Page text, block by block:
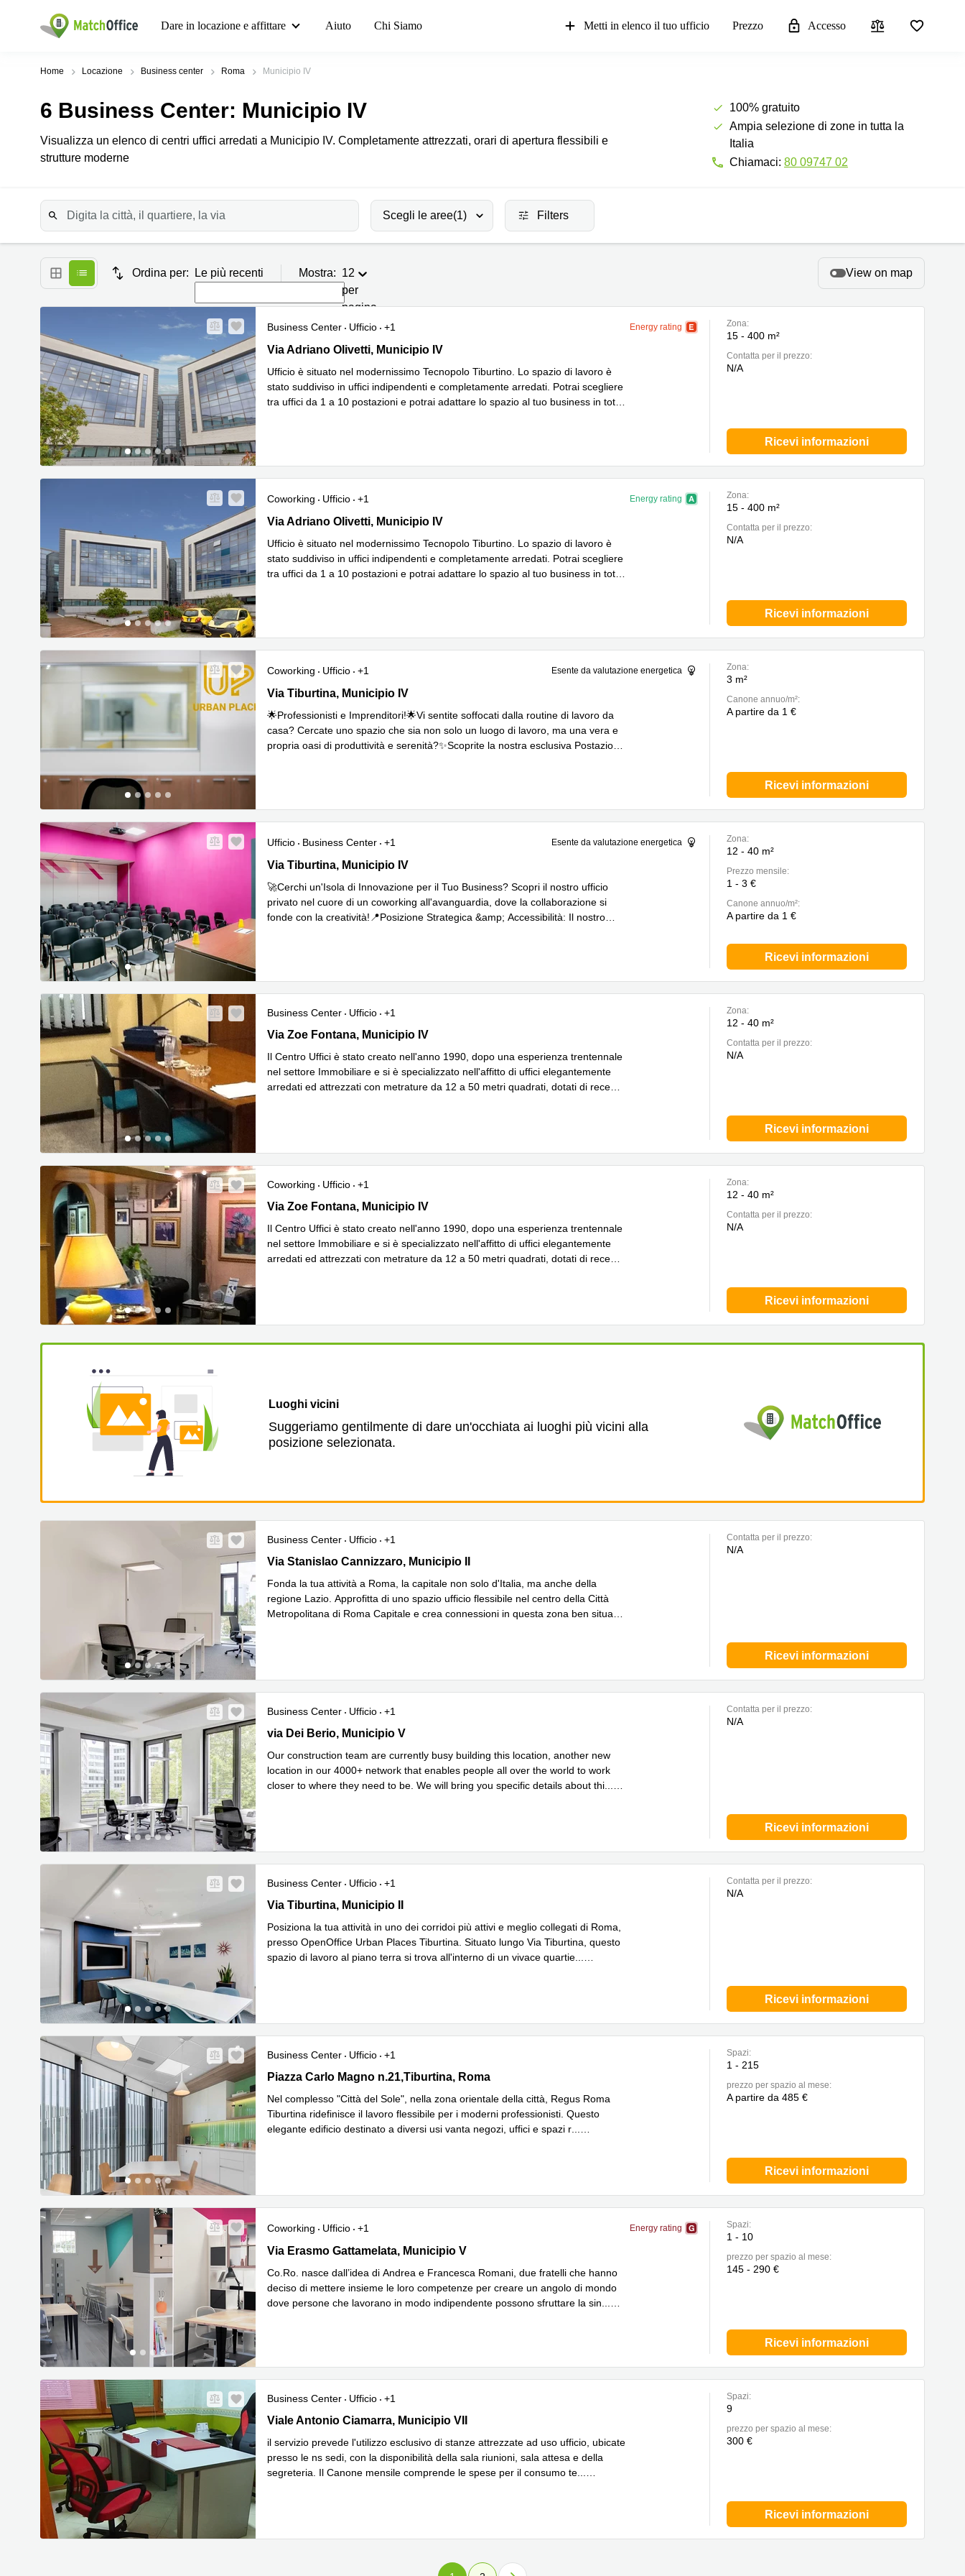
Dare in locazione e affittare Aiuto Chi Siamo Metti in elenco il tuo ufficio Prezzo Accesso
Home Locazione Business center Roma Municipio IV
6 Business Center: Municipio IV
Visualizza un elenco di centri uffici arredati a Municipio IV. Completamente attrezzati, orari di apertura flessibili e
strutture moderne
100% gratuito
Ampia selezione di zone in tutta la
Italia
Chiamaci: 80 09747 02
Scegli le aree(1) Filters
Ordina per: Le più recenti Mostra: 12
per
pagina
View on map
Business Center Ufficio +1 Energy rating
Via Adriano Olivetti 24, Municipio IV
Via Adriano Olivetti, Municipio IV
Ufficio è situato nel modernissimo Tecnopolo Tiburtino. Lo spazio di lavoro è
stato suddiviso in uffici indipendenti e completamente arredati. Potrai scegliere
tra uffici da 1 a 10 postazioni e potrai adattare lo spazio al tuo business in tot
Zona:
15 - 400 m²
Сontatta per il prezzo:
N/A
Ricevi informazioni
Coworking Ufficio +1 Energy rating
Via Adriano Olivetti 24, Municipio IV
Via Adriano Olivetti, Municipio IV
Ufficio è situato nel modernissimo Tecnopolo Tiburtino. Lo spazio di lavoro è
stato suddiviso in uffici indipendenti e completamente arredati. Potrai scegliere
tra uffici da 1 a 10 postazioni e potrai adattare lo spazio al tuo business in tot
Zona:
15 - 400 m²
Сontatta per il prezzo:
N/A
Ricevi informazioni
Coworking Ufficio +1 Esente da valutazione energetica
Via Tiburtina 652, Municipio IV
Via Tiburtina, Municipio IV
🌟Professionisti e Imprenditori!🌟Vi sentite soffocati dalla routine di lavoro da
casa? Cercate uno spazio che sia non solo un luogo di lavoro, ma una vera e
propria oasi di produttività e serenità?✨Scoprite la nostra esclusiva Postazio
Zona:
3 m²
Canone annuo/m²:
A partire da 1 €
Ricevi informazioni
Ufficio Business Center +1 Esente da valutazione energetica
Via Tiburtina 652, Municipio IV
Via Tiburtina, Municipio IV
🚀Cerchi un'Isola di Innovazione per il Tuo Business? Scopri il nostro ufficio
privato nel cuore di un coworking all'avanguardia, dove la collaborazione si
fonde con la creatività!📍Posizione Strategica &amp; Accessibilità: Il nostro
Zona:
12 - 40 m²
Prezzo mensile:
1 - 3 €
Canone annuo/m²:
A partire da 1 €
Ricevi informazioni
Business Center Ufficio
+1
Via Zoe Fontana 220 B/2, Municipio IV
Via Zoe Fontana, Municipio IV
Il Centro Uffici è stato creato nell'anno 1990, dopo una esperienza trentennale
nel settore Immobiliare e si è specializzato nell'affitto di uffici elegantemente
arredati ed attrezzati con metrature da 12 a 50 metri quadrati, dotati di recep
Zona:
12 - 40 m²
Сontatta per il prezzo:
N/A
Ricevi informazioni
Coworking Ufficio
+1
Via Zoe Fontana 220 B/2, Municipio IV
Via Zoe Fontana, Municipio IV
Il Centro Uffici è stato creato nell'anno 1990, dopo una esperienza trentennale
nel settore Immobiliare e si è specializzato nell'affitto di uffici elegantemente
arredati ed attrezzati con metrature da 12 a 50 metri quadrati, dotati di recep
Zona:
12 - 40 m²
Сontatta per il prezzo:
N/A
Ricevi informazioni
Luoghi vicini
Suggeriamo gentilmente di dare un'occhiata ai luoghi più vicini alla
posizione selezionata.
Business Center Ufficio
+1
Via Stanislao Cannizzaro, Municipio II
Via Stanislao Cannizzaro, Municipio II
Fonda la tua attività a Roma, la capitale non solo d'Italia, ma anche della
regione Lazio. Approfitta di uno spazio ufficio flessibile nel centro della Città
Metropolitana di Roma Capitale e crea connessioni in questa zona ben situata.
Сontatta per il prezzo:
N/A
Ricevi informazioni
Business Center Ufficio
+1
via Dei Berio, Municipio V
via Dei Berio, Municipio V
Our construction team are currently busy building this location, another new
location in our 4000+ network that enables people all over the world to work
closer to where they need to be. We will bring you specific details about thi
Сontatta per il prezzo:
N/A
Ricevi informazioni
Business Center Ufficio
+1
Via Tiburtina 652/A,Open Office Urban Places Tiburtina, Municipio II
Via Tiburtina, Municipio II
Posiziona la tua attività in uno dei corridoi più attivi e meglio collegati di Roma,
presso OpenOffice Urban Places Tiburtina. Situato lungo Via Tiburtina, questo
spazio di lavoro al piano terra si trova all'interno di un vivace quartie
Сontatta per il prezzo:
N/A
Ricevi informazioni
Business Center Ufficio
+1
Piazza Carlo Magno n.21,Tiburtina, Roma
Piazza Carlo Magno n.21,Tiburtina, Roma
Nel complesso "Città del Sole", nella zona orientale della città, Regus Roma
Tiburtina ridefinisce il lavoro flessibile per i moderni professionisti. Questo
elegante edificio destinato a diversi usi vanta negozi, uffici e spazi r
Spazi:
1 - 215
prezzo per spazio al mese:
A partire da 485 €
Ricevi informazioni
Coworking Ufficio +1 Energy rating
Via Erasmo Gattamelata 137, Municipio V
Via Erasmo Gattamelata, Municipio V
Co.Ro. nasce dall’idea di Andrea e Francesca Romani, due fratelli che hanno
deciso di mettere insieme le loro competenze per creare un angolo di mondo
dove persone che lavorano in modo indipendente possono sfruttare la sin
Spazi:
1 - 10
prezzo per spazio al mese:
145 - 290 €
Ricevi informazioni
Business Center Ufficio
+1
Viale Antonio Ciamarra 259, Municipio VII
Viale Antonio Ciamarra, Municipio VII
il servizio prevede l'utilizzo esclusivo di stanze attrezzate ad uso ufficio, ubicate
presso le ns sedi, con la disponibilità della sala riunioni, sala attesa e della
segreteria. Il Canone mensile comprende le spese per il consumo te
Spazi:
9
prezzo per spazio al mese:
300 €
Ricevi informazioni